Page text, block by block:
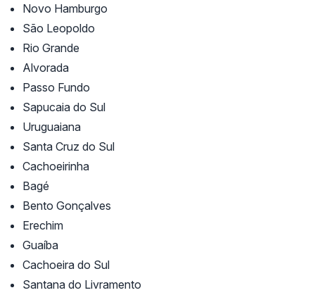
Novo Hamburgo
São Leopoldo
Rio Grande
Alvorada
Passo Fundo
Sapucaia do Sul
Uruguaiana
Santa Cruz do Sul
Cachoeirinha
Bagé
Bento Gonçalves
Erechim
Guaíba
Cachoeira do Sul
Santana do Livramento